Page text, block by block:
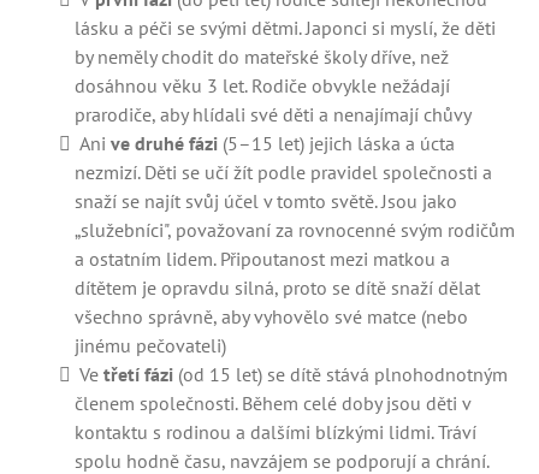
lásku a péči se svými dětmi. Japonci si myslí, že děti
by neměly chodit do mateřské školy dříve, než
dosáhnou věku 3 let. Rodiče obvykle nežádají
prarodiče, aby hlídali své děti a nenajímají chůvy
Ani ve druhé fázi (5–15 let) jejich láska a úcta
nezmizí. Děti se učí žít podle pravidel společnosti a
snaží se najít svůj účel v tomto světě. Jsou jako
„služebníci", považovaní za rovnocenné svým rodičům
a ostatním lidem. Připoutanost mezi matkou a
dítětem je opravdu silná, proto se dítě snaží dělat
všechno správně, aby vyhovělo své matce (nebo
jinému pečovateli)
Ve třetí fázi (od 15 let) se dítě stává plnohodnotným
členem společnosti. Během celé doby jsou děti v
kontaktu s rodinou a dalšími blízkými lidmi. Tráví
spolu hodně času, navzájem se podporují a chrání.